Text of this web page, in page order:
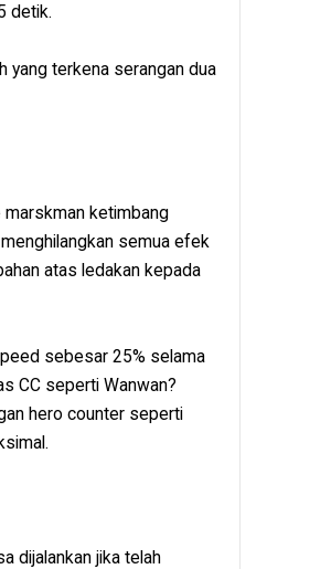
detik.
yang terkena serangan dua
marskman ketimbang
semua efek
atas ledakan kepada
sebesar 25% selama
CC seperti Wanwan?
hero counter seperti
dijalankan jika telah